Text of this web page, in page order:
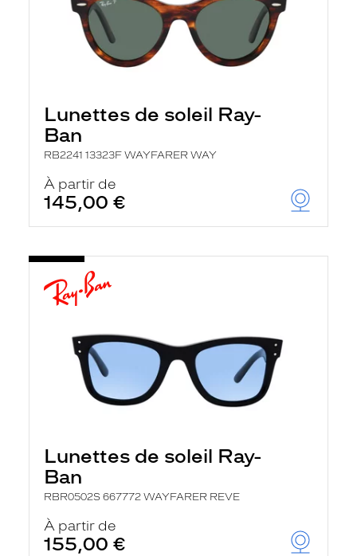
Lunettes de soleil Ray-
Ban
RB2241 13323F WAYFARER WAY
À partir de
145,00 €
Lunettes de soleil Ray-
Ban
RBR0502S 667772 WAYFARER REVE
À partir de
155,00 €